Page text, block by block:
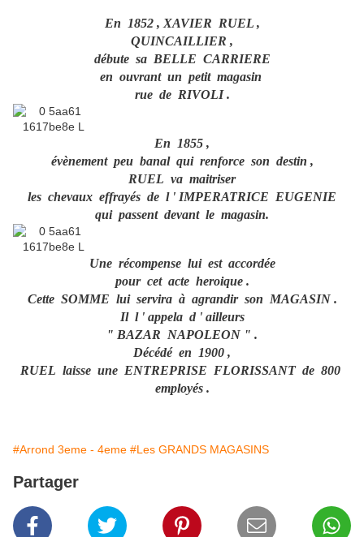
En 1852 , XAVIER RUEL ,
QUINCAILLIER ,
débute sa BELLE CARRIERE
en ouvrant un petit magasin
rue de RIVOLI .
En 1855 ,
évènement peu banal qui renforce son destin ,
RUEL va maitriser
les chevaux effrayés de l ' IMPERATRICE EUGENIE
qui passent devant le magasin.
Une récompense lui est accordée
pour cet acte heroique .
Cette SOMME lui servira à agrandir son MAGASIN .
Il l ' appela d ' ailleurs
" BAZAR NAPOLEON " .
Décédé en 1900 ,
RUEL laisse une ENTREPRISE FLORISSANT de 800
employés .
#Arrond 3eme - 4eme #Les GRANDS MAGASINS
Partager